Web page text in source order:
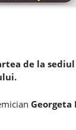
de la
Georgeta